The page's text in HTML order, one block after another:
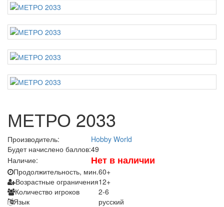
МЕТРО 2033
Производитель:
Hobby World
Будет начислено баллов:49
Наличие:
Нет в наличии
Продолжительность, мин.60+
Возрастные ограничения12+
Количество игроков
2-6
Язык
русский